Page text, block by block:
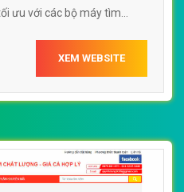
ưu với các bộ máy tìm
web bán dung dịch
XEM WEBSITE